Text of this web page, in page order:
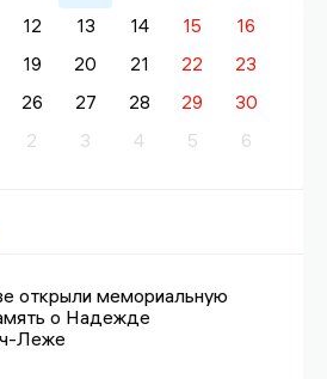
12 13 14 15
16
19 20 21 22
23
26 27 28 29
30
2 3 4 5 6
открыли мемориальную
о Надежде
Леже